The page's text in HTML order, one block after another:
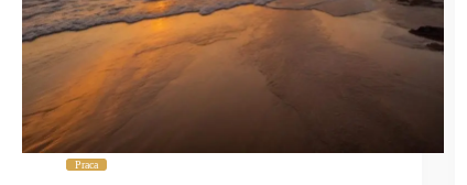
Praca